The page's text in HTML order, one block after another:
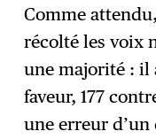
Comme
récolté les voix
une majorité : il
faveur, 177
une erreur d’un